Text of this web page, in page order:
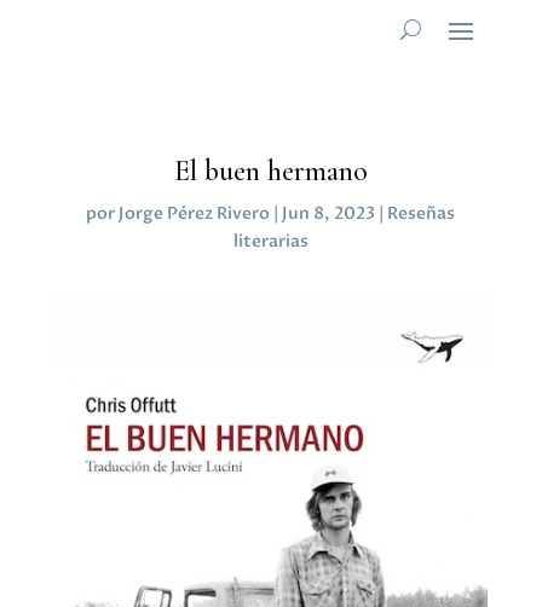
El buen hermano
por Jorge Pérez Rivero | Jun 8, 2023 | Reseñas
literarias